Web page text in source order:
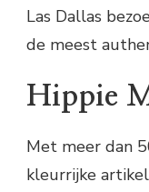
Las Dallas
de meest
Hippie
Met meer dan
kleurrijke